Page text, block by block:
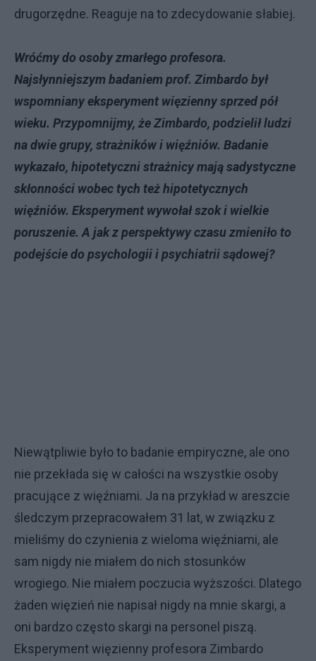
drugorzędne. Reaguje na to zdecydowanie słabiej.
Wróćmy do osoby zmarłego profesora.
Najsłynniejszym badaniem prof. Zimbardo był
wspomniany eksperyment więzienny sprzed pół
wieku. Przypomnijmy, że Zimbardo, podzielił ludzi
na dwie grupy, strażników i więźniów. Badanie
wykazało, hipotetyczni strażnicy mają sadystyczne
skłonności wobec tych też hipotetycznych
więźniów. Eksperyment wywołał szok i wielkie
poruszenie. A jak z perspektywy czasu zmieniło to
podejście do psychologii i psychiatrii sądowej?
Niewątpliwie było to badanie empiryczne, ale ono
nie przekłada się w całości na wszystkie osoby
pracujące z więźniami. Ja na przykład w areszcie
śledczym przepracowałem 31 lat, w związku z
mieliśmy do czynienia z wieloma więźniami, ale
sam nigdy nie miałem do nich stosunków
wrogiego. Nie miałem poczucia wyższości. Dlatego
żaden więzień nie napisał nigdy na mnie skargi, a
oni bardzo często skargi na personel piszą.
Eksperyment więzienny profesora Zimbardo